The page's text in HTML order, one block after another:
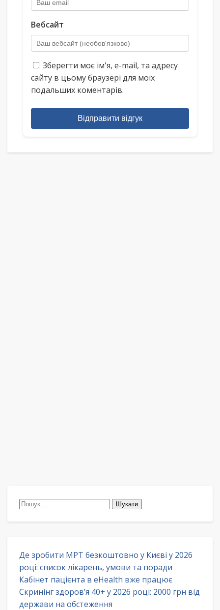
Вебсайт
Зберегти моє ім'я, e-mail, та адресу
сайту в цьому браузері для моїх
подальших коментарів.
Відправити відгук
Пошук:
Де зробити МРТ безкоштовно у Києві у 2026
році: список лікарень, умови та поради
Кабінет пацієнта в eHealth вже працює
Скринінг здоров’я 40+ у 2026 році: 2000 грн від
держави на обстеження